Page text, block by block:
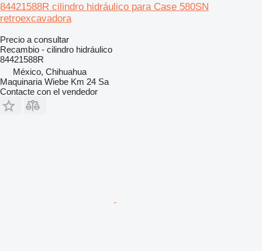
84421588R cilindro hidráulico para Case 580SN
retroexcavadora
Precio a consultar
Recambio - cilindro hidráulico
84421588R
México, Chihuahua
Maquinaria Wiebe Km 24 Sa
Contacte con el vendedor